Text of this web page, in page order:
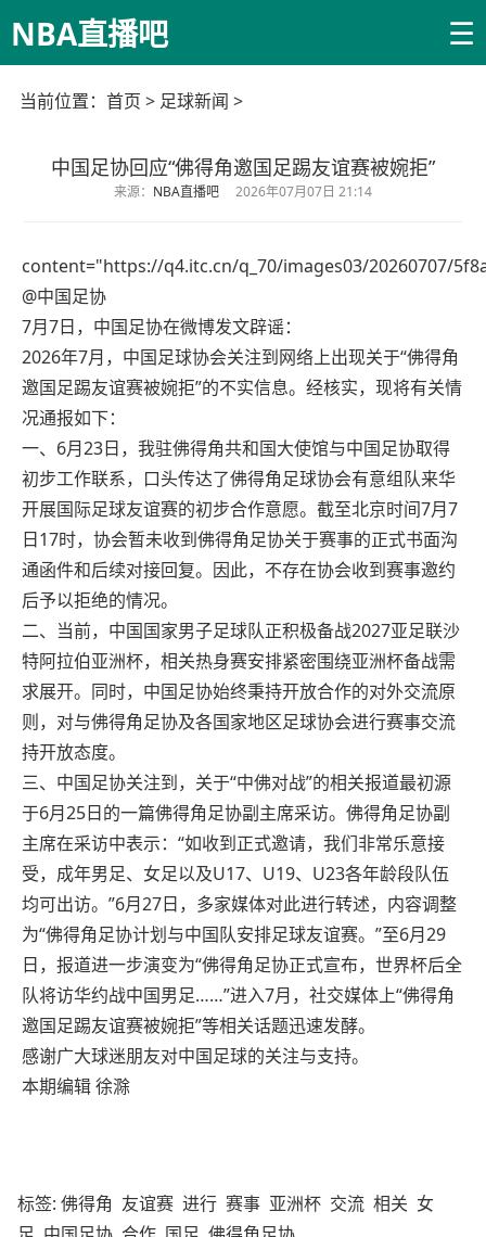
NBA直播吧 ☰
当前位置： 首页 > 足球新闻 >
中国足协回应“佛得角邀国足踢友谊赛被婉拒”
来源： NBA直播吧 2026年07月07日 21:14
content="https://q4.itc.cn/q_70/images03/20260707/
@中国足协
7月7日，中国足协在微博发文辟谣：
2026年7月，中国足球协会关注到网络上出现关于“佛得角
邀国足踢友谊赛被婉拒”的不实信息。经核实，现将有关情
况通报如下：
一、6月23日，我驻佛得角共和国大使馆与中国足协取得
初步工作联系，口头传达了佛得角足球协会有意组队来华
开展国际足球友谊赛的初步合作意愿。截至北京时间7月7
日17时，协会暂未收到佛得角足协关于赛事的正式书面沟
通函件和后续对接回复。因此，不存在协会收到赛事邀约
后予以拒绝的情况。
二、当前，中国国家男子足球队正积极备战2027亚足联沙
特阿拉伯亚洲杯，相关热身赛安排紧密围绕亚洲杯备战需
求展开。同时，中国足协始终秉持开放合作的对外交流原
则，对与佛得角足协及各国家地区足球协会进行赛事交流
持开放态度。
三、中国足协关注到，关于“中佛对战”的相关报道最初源
于6月25日的一篇佛得角足协副主席采访。佛得角足协副
主席在采访中表示：“如收到正式邀请，我们非常乐意接
受，成年男足、女足以及U17、U19、U23各年龄段队伍
均可出访。”6月27日，多家媒体对此进行转述，内容调整
为“佛得角足协计划与中国队安排足球友谊赛。”至6月29
日，报道进一步演变为“佛得角足协正式宣布，世界杯后全
队将访华约战中国男足……”进入7月，社交媒体上“佛得角
邀国足踢友谊赛被婉拒”等相关话题迅速发酵。
感谢广大球迷朋友对中国足球的关注与支持。
本期编辑 徐滁
标签: 佛得角 友谊赛 进行 赛事 亚洲杯 交流 相关 女